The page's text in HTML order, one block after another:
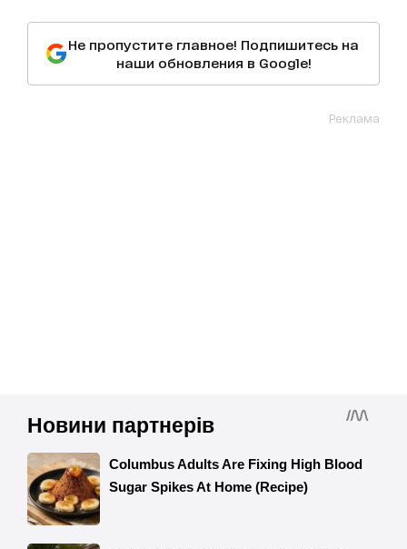
Не пропустите главное! Подпишитесь на
наши обновления в Google!
Реклама